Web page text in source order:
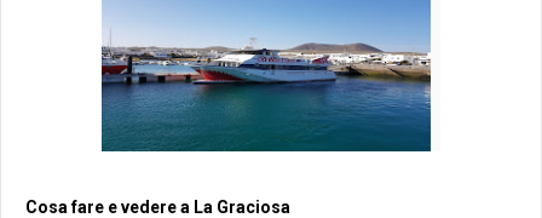
Cosa fare e vedere a La Graciosa